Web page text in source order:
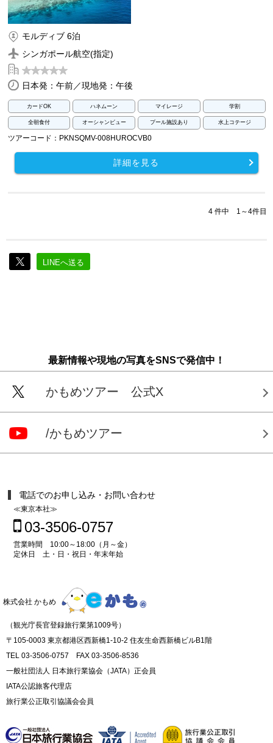
モルディブ 6泊
シンガポール航空(指定)
日本発：午前／現地発：午後
カードOK ハネムーン マイレージ 学割
全朝食付 オーシャンビュー プール施設あり 水上コテージ
ツアーコード：PKNSQMV-008HUROCVB0
詳細を見る
4 件中 1～4件目
LINEへ送る
最新情報や現地の写真をSNSで発信中！
かもめツアー 公式X
/かもめツアー
電話でのお申し込み・お問い合わせ
≪東京本社≫
03-3506-0757
営業時間 10:00～18:00（月～金）
定休日 土・日・祝日・年末年始
株式会社 かもめ
（観光庁長官登録旅行業第1009号）
〒105-0003 東京都港区西新橋1-10-2 住友生命西新橋ビルB1階
TEL 03-3506-0757 FAX 03-3506-8536
一般社団法人 日本旅行業協会（JATA）正会員
IATA公認旅客代理店
旅行業公正取引協議会会員